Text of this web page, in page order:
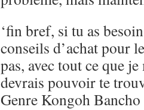
‘fin bref, si tu as
conseils d’achat pour
pas, avec tout ce que
devrais pouvoir te
Genre Kongoh Bancho